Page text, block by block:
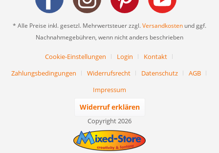
* Alle Preise inkl. gesetzl. Mehrwertsteuer zzgl.Versandkosten und ggf.
Nachnahmegebühren, wenn nicht anders beschrieben
Cookie-Einstellungen Login
Kontakt
Zahlungsbedingungen
Widerrufsrecht Datenschutz
AGB
Impressum
Widerruf erklären
Copyright 2026